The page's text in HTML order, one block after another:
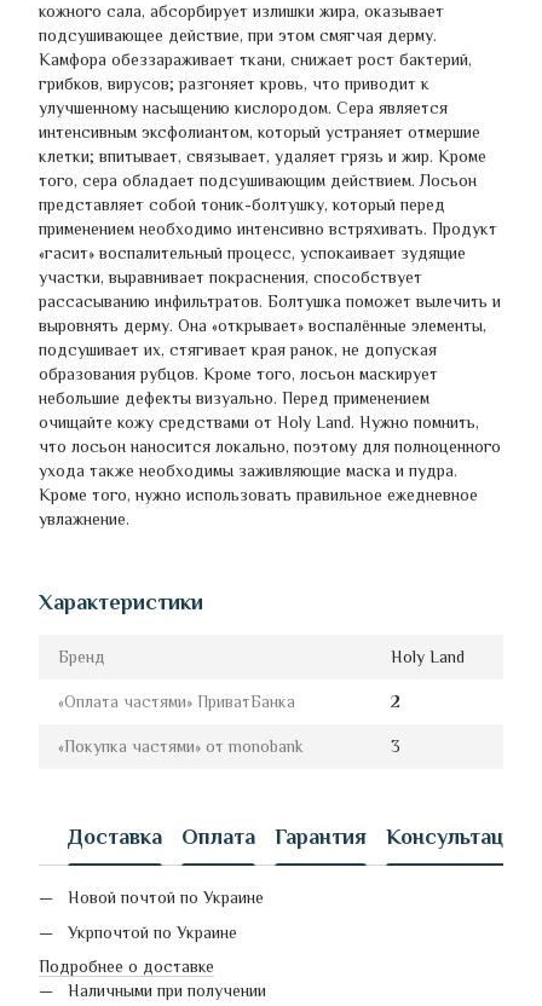
кожного сала, абсорбирует излишки жира, оказывает
подсушивающее действие, при этом смягчая дерму.
Камфора обеззараживает ткани, снижает рост бактерий,
грибков, вирусов; разгоняет кровь, что приводит к
улучшенному насыщению кислородом. Сера является
интенсивным эксфолиантом, который устраняет отмершие
клетки; впитывает, связывает, удаляет грязь и жир. Кроме
того, сера обладает подсушивающим действием. Лосьон
представляет собой тоник-болтушку, который перед
применением необходимо интенсивно встряхивать. Продукт
«гасит» воспалительный процесс, успокаивает зудящие
участки, выравнивает покраснения, способствует
рассасыванию инфильтратов. Болтушка поможет вылечить и
выровнять дерму. Она «открывает» воспалённые элементы,
подсушивает их, стягивает края ранок, не допуская
образования рубцов. Кроме того, лосьон маскирует
небольшие дефекты визуально. Перед применением
очищайте кожу средствами от Holy Land. Нужно помнить,
что лосьон наносится локально, поэтому для полноценного
ухода также необходимы заживляющие маска и пудра.
Кроме того, нужно использовать правильное ежедневное
увлажнение.
Характеристики
Бренд Holy Land
«Оплата частями» ПриватБанка 2
«Покупка частями» от monobank 3
Доставка Оплата Гарантия Консультация
Новой почтой по Украине
Укрпочтой по Украине
Подробнее о доставке
Наличными при получении